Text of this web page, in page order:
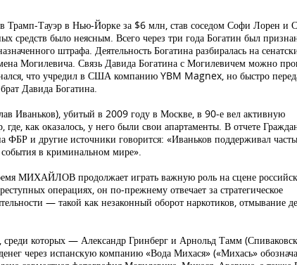
Тауэр в Нью-Йорке за $6 млн, став соседом Софи Лорен и
средств было неясным. Всего через три года Богатин был
штрафа. Деятельность Богатина разбиралась на
Могилевича. Связь Давида Богатина с Могилевичем можно
что учредил в США компанию YBM Magnex, но быстро
Давида Богатина.
Иваньков), убитый в 2009 году в Москве, в 90-е вел активную
как оказалось, у него были свои апартаменты. В отчете
и другие источники говорится: «Иваньков поддерживал
в криминальном мире».
МИХАЙЛОВ продолжает играть важную роль на сцене
операциях, он по-прежнему отвечает за стратегическое
— такой как незаконный оборот наркотиков, отмывание
которых — Александр Гринберг и Арнольд Тамм
через испанскую компанию «Вода Михася» («Михась»